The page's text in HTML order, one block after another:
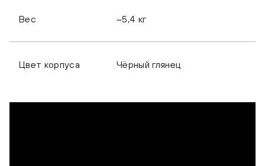
Вес ~5,4 кг
Цвет корпуса Чёрный глянец